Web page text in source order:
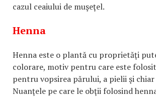
cazul ceaiului de muşeţel.
Henna
Henna este o plantă cu proprietăţi
colorare, motiv pentru care este
pentru vopsirea părului, a pielii şi
Nuanţele pe care le obţii folosind